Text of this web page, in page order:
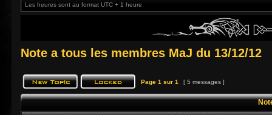
Les heures sont au format UTC + 1 heure
Note a tous les membres MaJ du 13/12/12
Page 1 sur 1 [ 5 messages ]